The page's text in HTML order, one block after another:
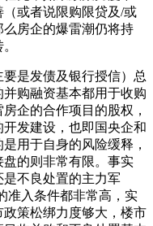
或者说限购限贷及/或
房企的爆雷潮仍将持
是发债及银行授信）总
购融资基本都用于收购
企的合作项目的股权，
发建设，也即国央企和
用于自身的风险缓释，
的则非常有限。事实
是不良处置的主力军
准入条件都非常高，实
策松绑力度够大，楼市